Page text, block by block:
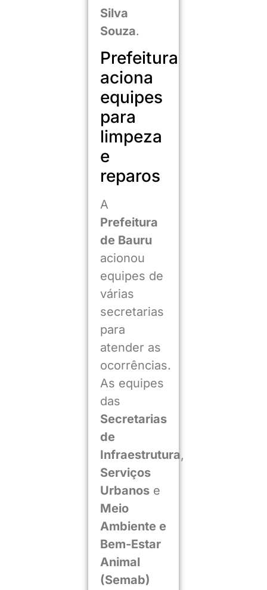
Silva
Souza.
Prefeitura
aciona
equipes
para
limpeza
e
reparos
A
Prefeitura
de Bauru
acionou
equipes de
várias
secretarias
para
atender as
ocorrências.
As equipes
das
Secretarias
de
Infraestrutura,
Serviços
Urbanose
Meio
Ambiente e
Bem-Estar
Animal
(Semab)